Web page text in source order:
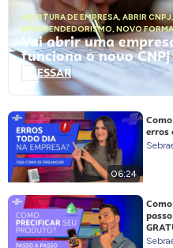
ABERTURA DE EMPRESA, ABRIR CNPJ
EMPREENDEDORISMO, NOVO
Vai abrir uma
funciona o novo
ACESSAR
06:24
erros